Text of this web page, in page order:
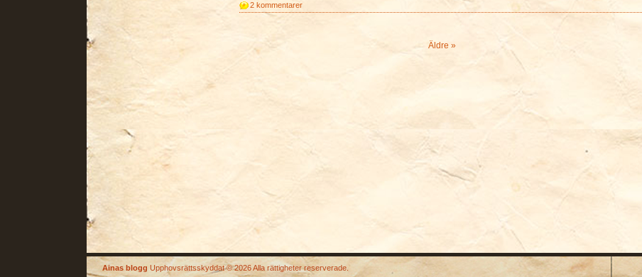
2 kommentarer
Äldre »
Ainas blogg Upphovsrättsskyddat © 2026 Alla rättigheter reserverade.